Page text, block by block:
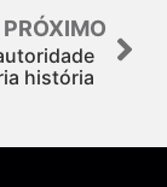
PRÓXIMO
história